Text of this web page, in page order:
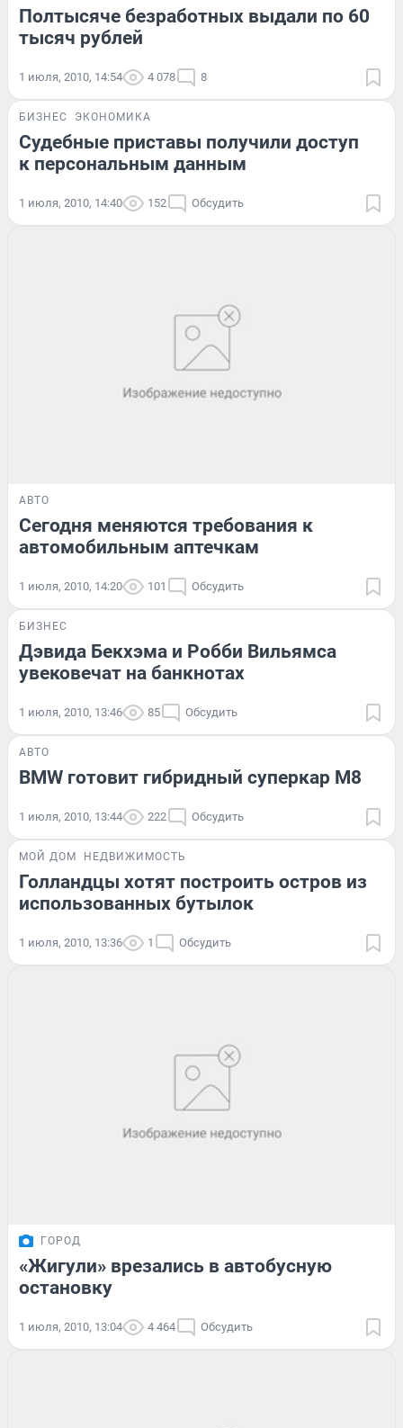
Полтысяче безработных выдали по 60
тысяч рублей
1 июля, 2010, 14:54 4 078 8
БИЗНЕС ЭКОНОМИКА
Судебные приставы получили доступ
к персональным данным
1 июля, 2010, 14:40 152 Обсудить
АВТО
Сегодня меняются требования к
автомобильным аптечкам
1 июля, 2010, 14:20 101 Обсудить
БИЗНЕС
Дэвида Бекхэма и Робби Вильямса
увековечат на банкнотах
1 июля, 2010, 13:46 85 Обсудить
АВТО
BMW готовит гибридный суперкар M8
1 июля, 2010, 13:44 222 Обсудить
МОЙ ДОМ НЕДВИЖИМОСТЬ
Голландцы хотят построить остров из
использованных бутылок
1 июля, 2010, 13:36 1 Обсудить
ГОРОД
«Жигули» врезались в автобусную
остановку
1 июля, 2010, 13:04 4 464 Обсудить